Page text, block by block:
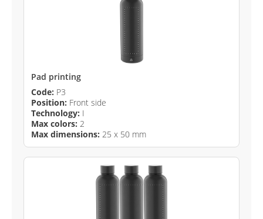
Pad printing
Code: P3
Position: Front side
Technology: I
Max colors: 2
Max dimensions: 25 x 50 mm